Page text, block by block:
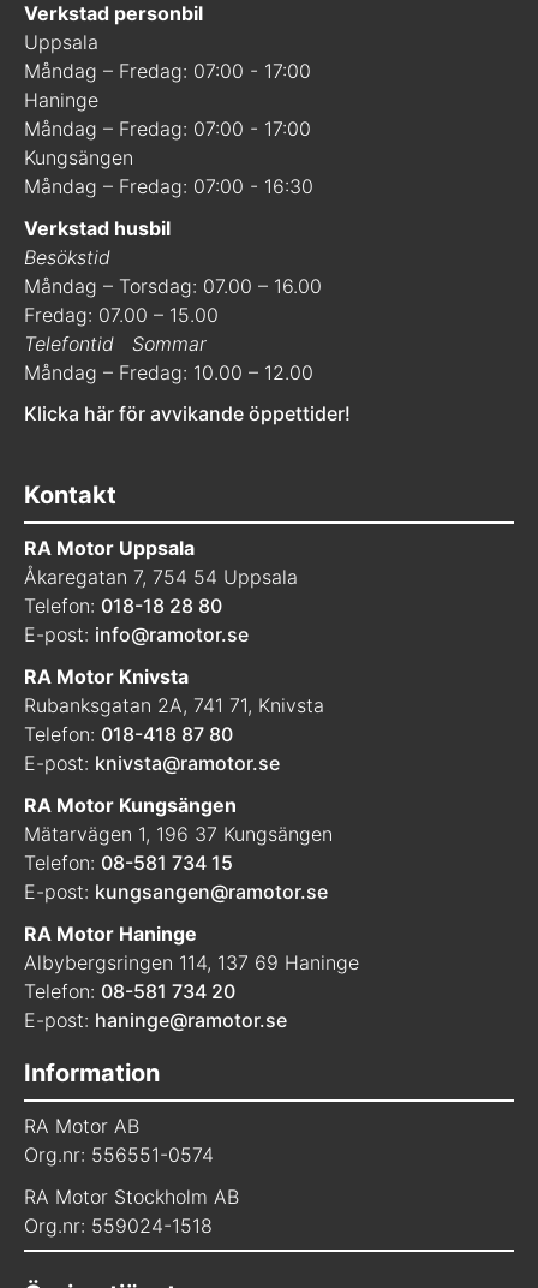
Verkstad personbil
Uppsala
Måndag – Fredag: 07:00 - 17:00
Haninge
Måndag – Fredag: 07:00 - 17:00
Kungsängen
Måndag – Fredag: 07:00 - 16:30
Verkstad husbil
Besökstid
Måndag – Torsdag: 07.00 – 16.00
Fredag: 07.00 – 15.00
Telefontid
Sommar
Måndag – Fredag: 10.00 – 12.00
Klicka här för avvikande öppettider!
Kontakt
RA Motor Uppsala
Åkaregatan 7, 754 54 Uppsala
Telefon: 018-18 28 80
E-post: info@ramotor.se
RA Motor Knivsta
Rubanksgatan 2A, 741 71, Knivsta
Telefon: 018-418 87 80
E-post: knivsta@ramotor.se
RA Motor Kungsängen
Mätarvägen 1, 196 37 Kungsängen
Telefon: 08-581 734 15
E-post: kungsangen@ramotor.se
RA Motor Haninge
Albybergsringen 114, 137 69 Haninge
Telefon: 08-581 734 20
E-post: haninge@ramotor.se
Information
RA Motor AB
Org.nr: 556551-0574
RA Motor Stockholm AB
Org.nr: 559024-1518